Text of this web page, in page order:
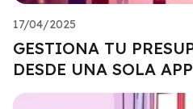
17/04/2025
GESTIONA TU
DESDE UNA SOLA APP